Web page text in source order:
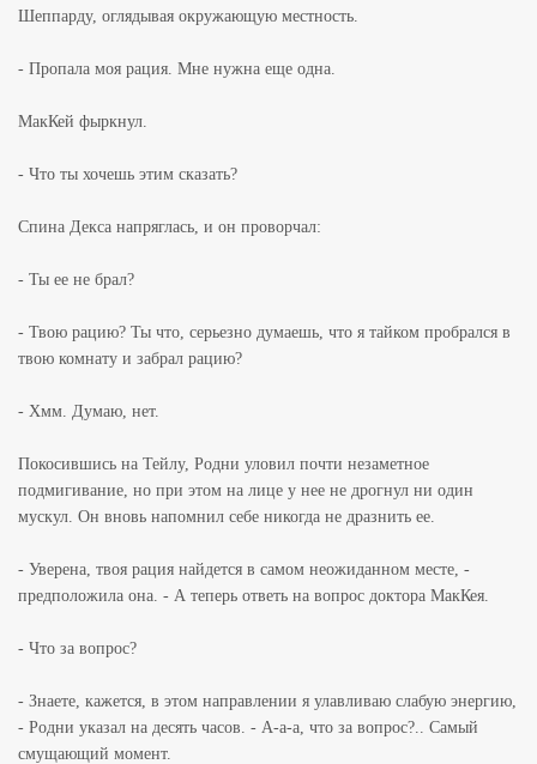
Шеппарду, оглядывая окружающую местность.
- Пропала моя рация. Мне нужна еще одна.
МакКей фыркнул.
- Что ты хочешь этим сказать?
Спина Декса напряглась, и он проворчал:
- Ты ее не брал?
- Твою рацию? Ты что, серьезно думаешь, что я тайком пробрался в
твою комнату и забрал рацию?
- Хмм. Думаю, нет.
Покосившись на Тейлу, Родни уловил почти незаметное
подмигивание, но при этом на лице у нее не дрогнул ни один
мускул. Он вновь напомнил себе никогда не дразнить ее.
- Уверена, твоя рация найдется в самом неожиданном месте, -
предположила она. - А теперь ответь на вопрос доктора МакКея.
- Что за вопрос?
- Знаете, кажется, в этом направлении я улавливаю слабую энергию,
- Родни указал на десять часов. - А-а-а, что за вопрос?.. Самый
смущающий момент.